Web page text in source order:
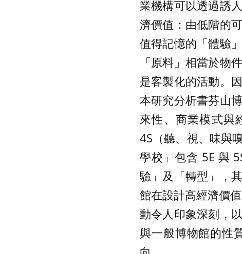
業機構可以透過誘
濟價值：由低階的
值得記憶的「體驗
「原料」相當於物
是客製化的活動。
本研究分析書芬山
來性、商業模式與
4S（聽、視、味與
學校」包含 5E 與
驗」及「轉型」，
館在設計高經濟價
動令人印象深刻，
與一般博物館的性